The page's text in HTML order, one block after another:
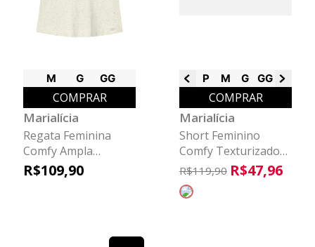
M G GG
COMPRAR
Marialícia
Regata Feminina
Comfy Ampla
Marialícia Verde
R$109,90
P M G GG G2
COMPRAR
Marialícia
Short Feminino
Comfy Texturizado
Marialícia Marrom
R$119,90 R$47,96